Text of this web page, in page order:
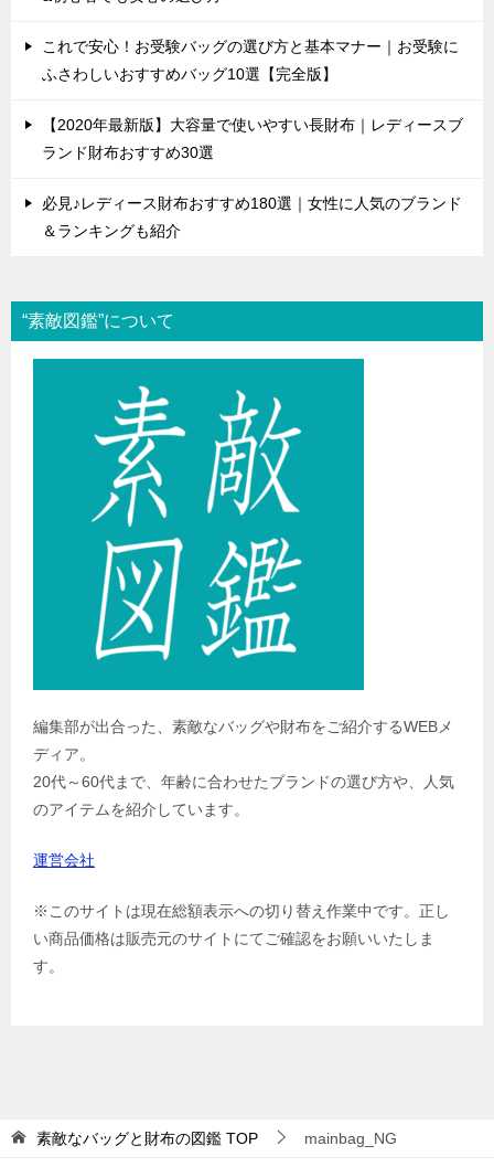
これで安心！お受験バッグの選び方と基本マナー｜お受験に
ふさわしいおすすめバッグ10選【完全版】
【2020年最新版】大容量で使いやすい長財布｜レディースブ
ランド財布おすすめ30選
必見♪レディース財布おすすめ180選｜女性に人気のブランド
＆ランキングも紹介
“素敵図鑑”について
編集部が出合った、素敵なバッグや財布をご紹介するWEBメ
ディア。
20代～60代まで、年齢に合わせたブランドの選び方や、人気
のアイテムを紹介しています。
運営会社
※このサイトは現在総額表示への切り替え作業中です。正し
い商品価格は販売元のサイトにてご確認をお願いいたしま
す。
素敵なバッグと財布の図鑑 TOP mainbag_NG